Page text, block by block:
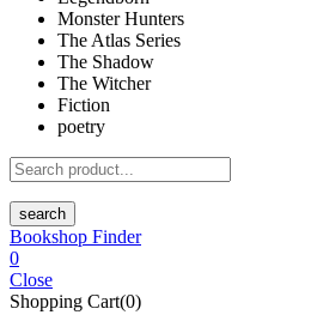
Monster Hunters
The Atlas Series
The Shadow
The Witcher
Fiction
poetry
search
Bookshop Finder
0
Close
Shopping Cart(0)